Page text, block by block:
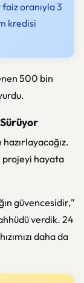
faiz oranıyla 3
kredisi
500 bin
projeyi hayata
güvencesidir,"
verdik. 24
daha da